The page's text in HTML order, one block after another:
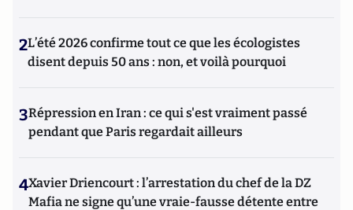
2L’été 2026 confirme tout ce que les écologistes
disent depuis 50 ans : non, et voilà pourquoi
3Répression en Iran : ce qui s'est vraiment passé
pendant que Paris regardait ailleurs
4Xavier Driencourt : l’arrestation du chef de la DZ
Mafia ne signe qu’une vraie-fausse détente entre